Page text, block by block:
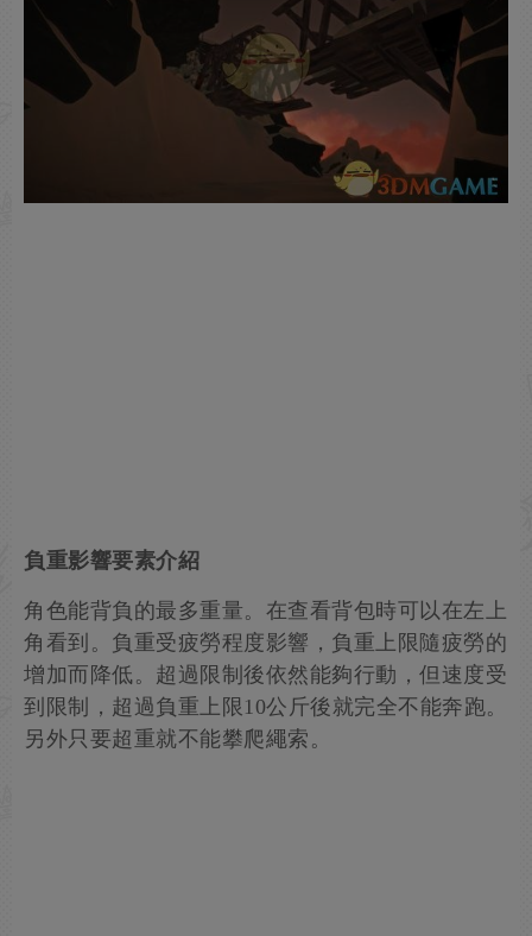
負重影響要素介紹
角色能背負的最多重量。在查看背包時可以在左上
角看到。負重受疲勞程度影響，負重上限隨疲勞的
增加而降低。超過限制後依然能夠行動，但速度受
到限制，超過負重上限10公斤後就完全不能奔跑。
另外只要超重就不能攀爬繩索。